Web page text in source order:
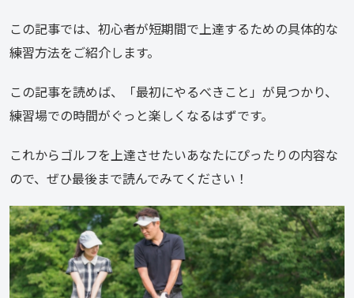
この記事では、初心者が短期間で上達するための具体的な
練習方法をご紹介します。
この記事を読めば、「最初にやるべきこと」が見つかり、
練習場での時間がぐっと楽しくなるはずです。
これからゴルフを上達させたいあなたにぴったりの内容な
ので、ぜひ最後まで読んでみてください！